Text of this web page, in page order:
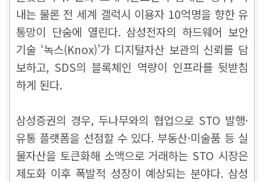
내는 물론 전 세계 갤럭시 이용자 10억명을 향한 유
통망이 단숨에 열린다. 삼성전자의 하드웨어 보안
기술 ‘녹스(Knox)’가 디지털자산 보관의 신뢰를 담
보하고, SDS의 블록체인 역량이 인프라를 뒷받침
하게 된다.
삼성증권의 경우, 두나무와의 협업으로 STO 발행·
유통 플랫폼을 선점할 수 있다. 부동산·미술품 등 실
물자산을 토큰화해 소액으로 거래하는 STO 시장은
제도화 이후 폭발적 성장이 예상되는 분야다. 삼성